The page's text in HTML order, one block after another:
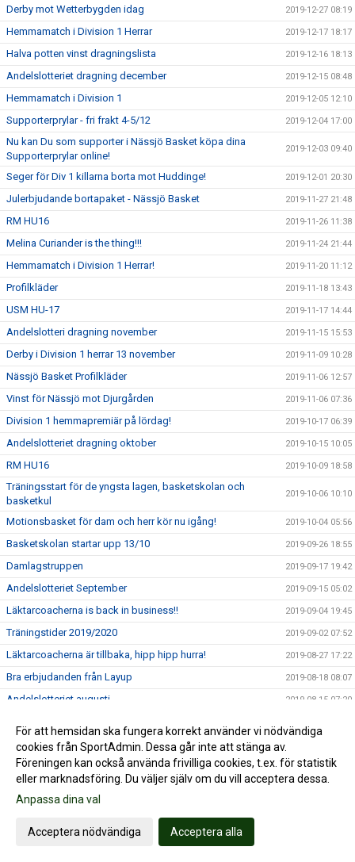
Derby mot Wetterbygden idag 2019-12-27 08:19
Hemmamatch i Division 1 Herrar 2019-12-17 18:17
Halva potten vinst dragningslista 2019-12-16 18:13
Andelslotteriet dragning december 2019-12-15 08:48
Hemmamatch i Division 1 2019-12-05 12:10
Supporterprylar - fri frakt 4-5/12 2019-12-04 17:00
Nu kan Du som supporter i Nässjö Basket köpa dina
Supporterprylar online!
2019-12-03 09:40
Seger för Div 1 killarna borta mot Huddinge! 2019-12-01 20:30
Julerbjudande bortapaket - Nässjö Basket 2019-11-27 21:48
RM HU16 2019-11-26 11:38
Melina Curiander is the thing!!! 2019-11-24 21:44
Hemmamatch i Division 1 Herrar! 2019-11-20 11:12
Profilkläder 2019-11-18 13:43
USM HU-17 2019-11-17 14:44
Andelslotteri dragning november 2019-11-15 15:53
Derby i Division 1 herrar 13 november 2019-11-09 10:28
Nässjö Basket Profilkläder 2019-11-06 12:57
Vinst för Nässjö mot Djurgården 2019-11-06 07:36
Division 1 hemmapremiär på lördag! 2019-10-17 06:39
Andelslotteriet dragning oktober 2019-10-15 10:05
RM HU16 2019-10-09 18:58
Träningsstart för de yngsta lagen, basketskolan och
basketkul
2019-10-06 10:10
Motionsbasket för dam och herr kör nu igång! 2019-10-04 05:56
Basketskolan startar upp 13/10 2019-09-26 18:55
Damlagstruppen 2019-09-17 19:42
Andelslotteriet September 2019-09-15 05:02
Läktarcoacherna is back in business!! 2019-09-04 19:45
Träningstider 2019/2020 2019-09-02 07:52
Läktarcoacherna är tillbaka, hipp hipp hurra! 2019-08-27 17:22
Bra erbjudanden från Layup 2019-08-18 08:07
Andelslotteriet augusti 2019-08-15 07:20
till EM i Makedonien!!
2019-07-31 23:29
Andelslotteriet dragning juli
SÄSONGSKORT TILL NÄSSJÖ BASKETS HEMMAMATCHER I
2019-07-08 09:47
Hanna Klingberg uttagen till framtidslandslaget junior
För att hemsidan ska fungera korrekt använder vi nödvändiga
cookies från SportAdmin. Dessa går inte att stänga av.
Föreningen kan också använda frivilliga cookies, t.ex. för statistik
eller marknadsföring. Du väljer själv om du vill acceptera dessa.
Anpassa dina val
Acceptera nödvändiga Acceptera alla